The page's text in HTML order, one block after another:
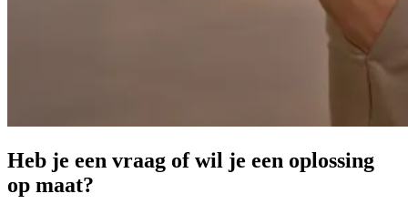
Heb je een vraag of wil je een oplossing
op maat?